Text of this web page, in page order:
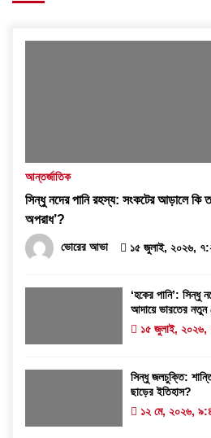
আন্তর্জাতিক
সিন্ধু নদের পানি রহস্য: সংকটের আড়ালে কি
অপরাধ’?
ভোরের আভা ১৫ জুলাই, ২০২৬,
‘হকের পানি’: সিন্ধু
আদায়ে ভারতের
১৫ জুলাই, ২০২৬,
সিন্ধু জলচুক্তি:
ছাড়ের ইতিহাস?
১২ মে, ২০২৬,